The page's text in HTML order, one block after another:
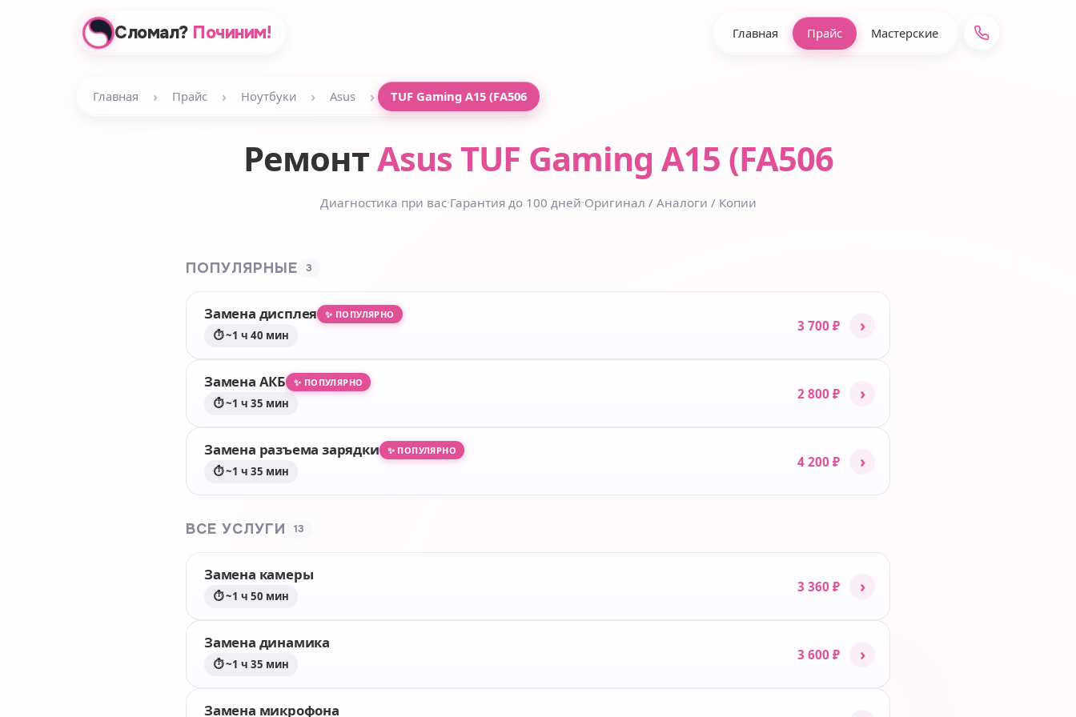
Сломал? Починим! Главная Прайс Мастерские
Главная › Прайс › Ноутбуки › Asus › TUF Gaming A15 (FA506
РемонтAsus TUF Gaming A15 (FA506
Диагностика при вас·Гарантия до 100 дней·Оригинал / Аналоги / Копии
ПОПУЛЯРНЫЕ 3
Замена дисплея ✨ ПОПУЛЯРНО
⏱ ~1 ч 40 мин
3 700 ₽ ›
Замена АКБ ✨ ПОПУЛЯРНО
⏱ ~1 ч 35 мин
2 800 ₽ ›
Замена разъема зарядки ✨ ПОПУЛЯРНО
⏱ ~1 ч 35 мин
4 200 ₽ ›
ВСЕ УСЛУГИ 13
Замена камеры
⏱ ~1 ч 50 мин
3 360 ₽ ›
Замена динамика
⏱ ~1 ч 35 мин
3 600 ₽ ›
Замена микрофона